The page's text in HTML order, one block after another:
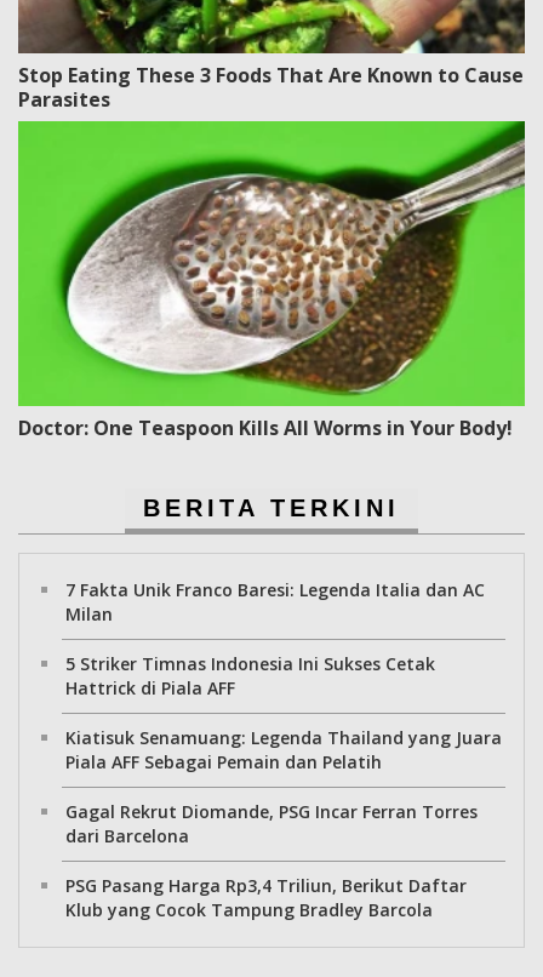
Stop Eating These 3 Foods That Are Known to Cause
Parasites
Doctor: One Teaspoon Kills All Worms in Your Body!
BERITA TERKINI
7 Fakta Unik Franco Baresi: Legenda Italia dan AC
Milan
5 Striker Timnas Indonesia Ini Sukses Cetak
Hattrick di Piala AFF
Kiatisuk Senamuang: Legenda Thailand yang Juara
Piala AFF Sebagai Pemain dan Pelatih
Gagal Rekrut Diomande, PSG Incar Ferran Torres
dari Barcelona
PSG Pasang Harga Rp3,4 Triliun, Berikut Daftar
Klub yang Cocok Tampung Bradley Barcola